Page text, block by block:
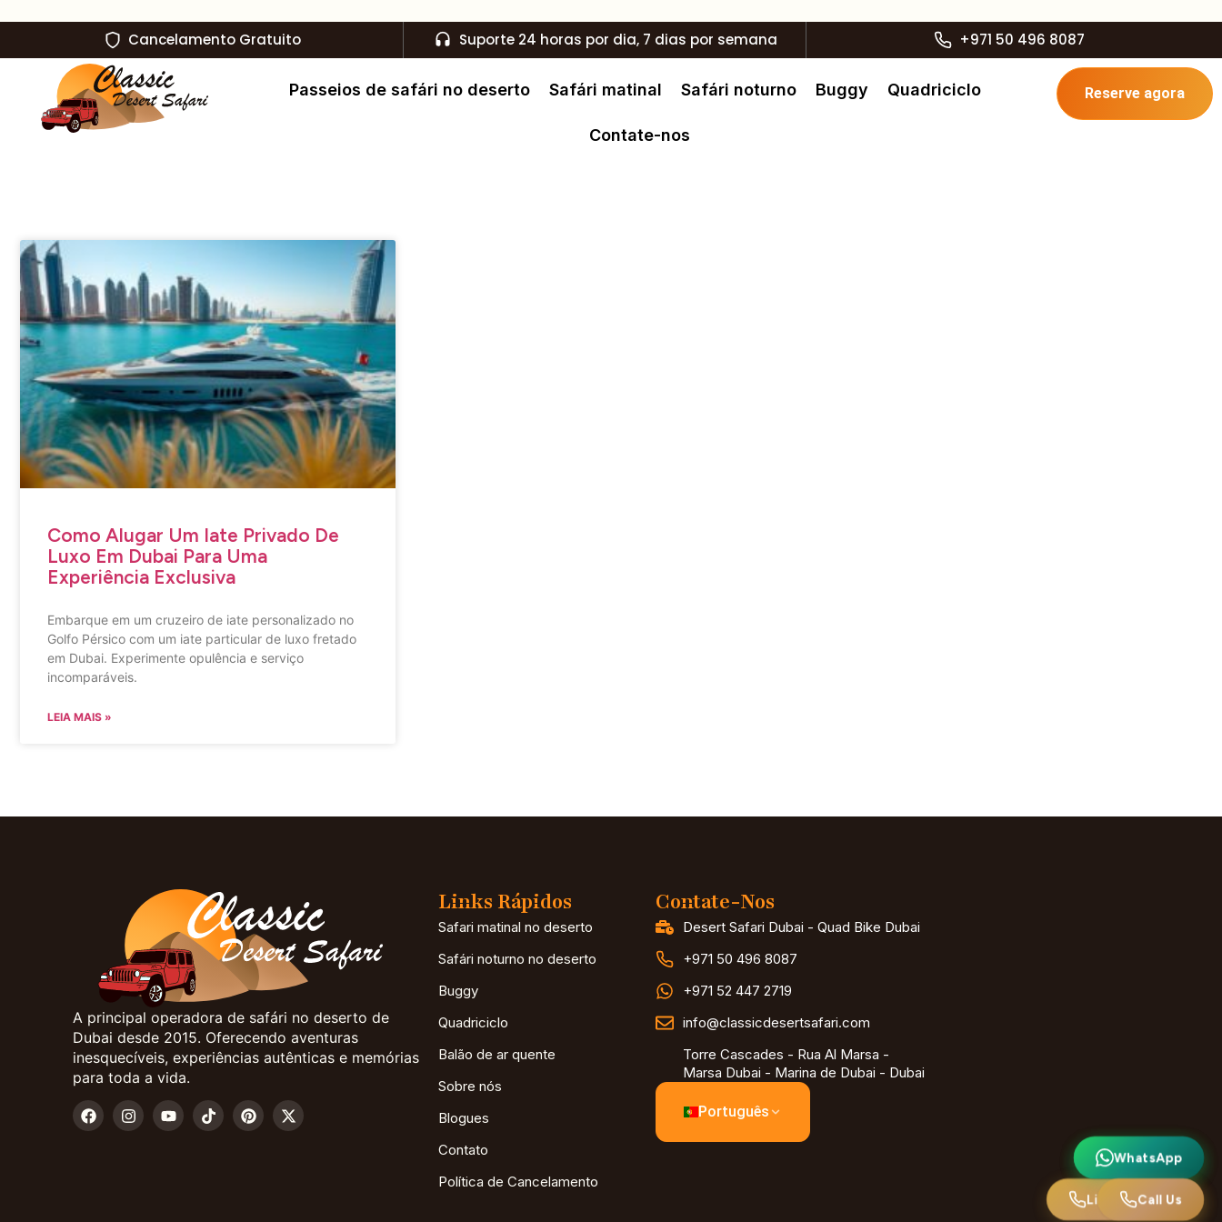
Cancelamento Gratuito Suporte 24 horas por dia, 7 dias por semana +971 50 496 8087
Passeios de safári no deserto Safári matinal Safári noturno Buggy Quadriciclo
Contate-nos
Reserve agora
Como Alugar Um Iate Privado De
Luxo Em Dubai Para Uma
Experiência Exclusiva
Embarque em um cruzeiro de iate personalizado no
Golfo Pérsico com um iate particular de luxo fretado
em Dubai. Experimente opulência e serviço
incomparáveis.
LEIA MAIS »
A principal operadora de safári no deserto de
Dubai desde 2015. Oferecendo aventuras
inesquecíveis, experiências autênticas e memórias
para toda a vida.
Links Rápidos
Safari matinal no deserto
Safári noturno no deserto
Buggy
Quadriciclo
Balão de ar quente
Sobre nós
Blogues
Contato
Política de Cancelamento
Contate-Nos
Desert Safari Dubai - Quad Bike Dubai
+971 50 496 8087
+971 52 447 2719
info@classicdesertsafari.com
Torre Cascades - Rua Al Marsa -
Marsa Dubai - Marina de Dubai - Dubai
Português
WhatsApp
Ligue para nós
WhatsApp
Call Us